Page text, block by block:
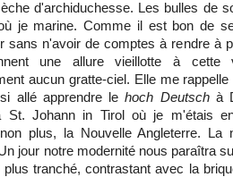
d'archiduchesse. Les bulles de
je marine. Comme il est bon de
sans n'avoir de comptes à rendre à
une allure vieillotte à cette
aucun gratte-ciel. Elle me
allé apprendre lehoch Deutschà
St. Johann in Tirol où je m'étais
plus, la Nouvelle Angleterre. La
jour notre modernité nous paraîtra
tranché, contrastant avec la